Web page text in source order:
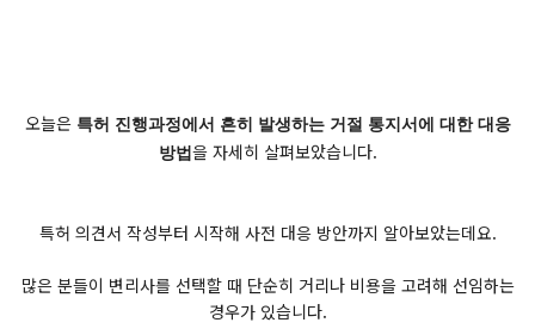
오늘은 특허 진행과정에서 흔히 발생하는 거절 통지서에 대한 대응
방법 을 자세히 살펴보았습니다.
특허 의견서 작성부터 시작해 사전 대응 방안까지 알아보았는데요.
많은 분들이 변리사를 선택할 때 단순히 거리나 비용을 고려해 선임하는
경우가 있습니다.